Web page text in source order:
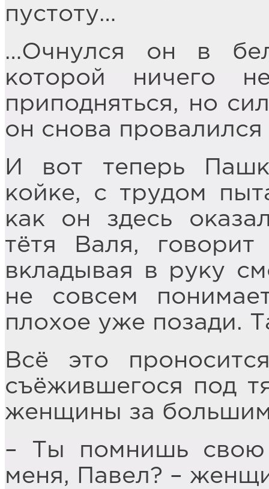
пустоту…
…Очнулся он в
которой ничего
приподняться, но
он снова провалился
И вот теперь
койке, с трудом
как он здесь
тётя Валя,
вкладывая в руку
не совсем
плохое уже позади.
Всё это
съёжившегося под
женщины за
– Ты помнишь
меня, Павел? –